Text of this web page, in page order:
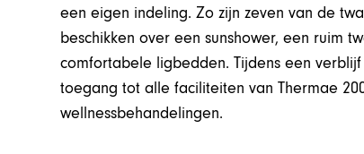
een eigen indeling. Zo zijn zeven van de
beschikken over een sunshower, een ruim
comfortabele ligbedden. Tijdens een
toegang tot alle faciliteiten van Thermae
wellnessbehandelingen.